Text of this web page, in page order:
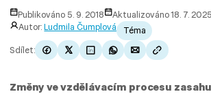
Publikováno 5. 9. 2018
Aktualizováno 18. 7. 2025
Autor:Ludmila Čumplová
Téma
Sdílet:
Změny ve vzdělávacím procesu